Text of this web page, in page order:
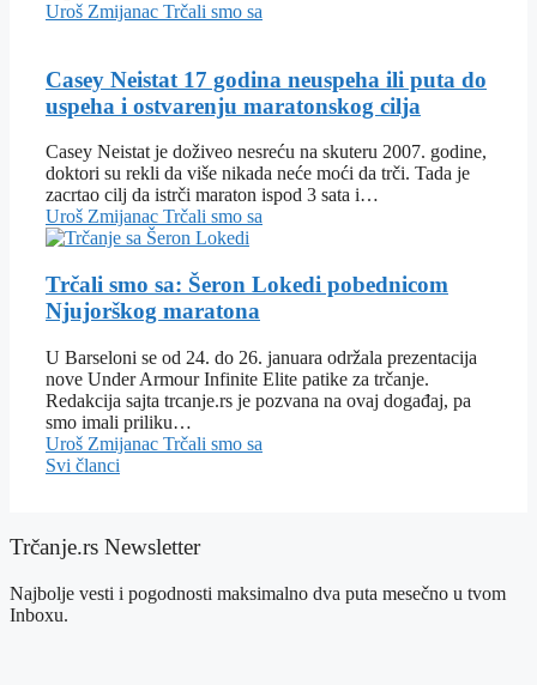
Uroš Zmijanac Trčali smo sa
Casey Neistat 17 godina neuspeha ili puta do
uspeha i ostvarenju maratonskog cilja
Casey Neistat je doživeo nesreću na skuteru 2007. godine,
doktori su rekli da više nikada neće moći da trči. Tada je
zacrtao cilj da istrči maraton ispod 3 sata i…
Uroš Zmijanac Trčali smo sa
Trčali smo sa: Šeron Lokedi pobednicom
Njujorškog maratona
U Barseloni se od 24. do 26. januara održala prezentacija
nove Under Armour Infinite Elite patike za trčanje.
Redakcija sajta trcanje.rs je pozvana na ovaj događaj, pa
smo imali priliku…
Uroš Zmijanac Trčali smo sa
Svi članci
Trčanje.rs Newsletter
Najbolje vesti i pogodnosti maksimalno dva puta mesečno u tvom
Inboxu.